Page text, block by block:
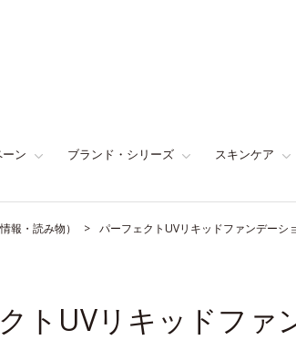
ン ブランド・シリーズ スキンケア
報・読み物） パーフェクトUVリキッドファンデーシ
トUVリキッドファ